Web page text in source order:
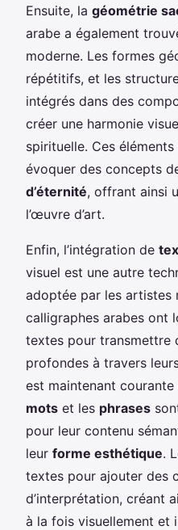
Ensuite, la géométrie
arabe a également
moderne. Les formes
répétitifs, et les
intégrés dans des
créer une harmonie
spirituelle. Ces
évoquer des concepts
d’éternité, offrant ainsi
l’œuvre d’art.
Enfin, l’intégration de
visuel est une autre
adoptée par les artistes
calligraphes arabes ont
textes pour transmettre
profondes à travers
est maintenant courante
mots et les phrases
pour leur contenu
leur forme esthétique.
textes pour ajouter des
d’interprétation, créant
à la fois visuellement et